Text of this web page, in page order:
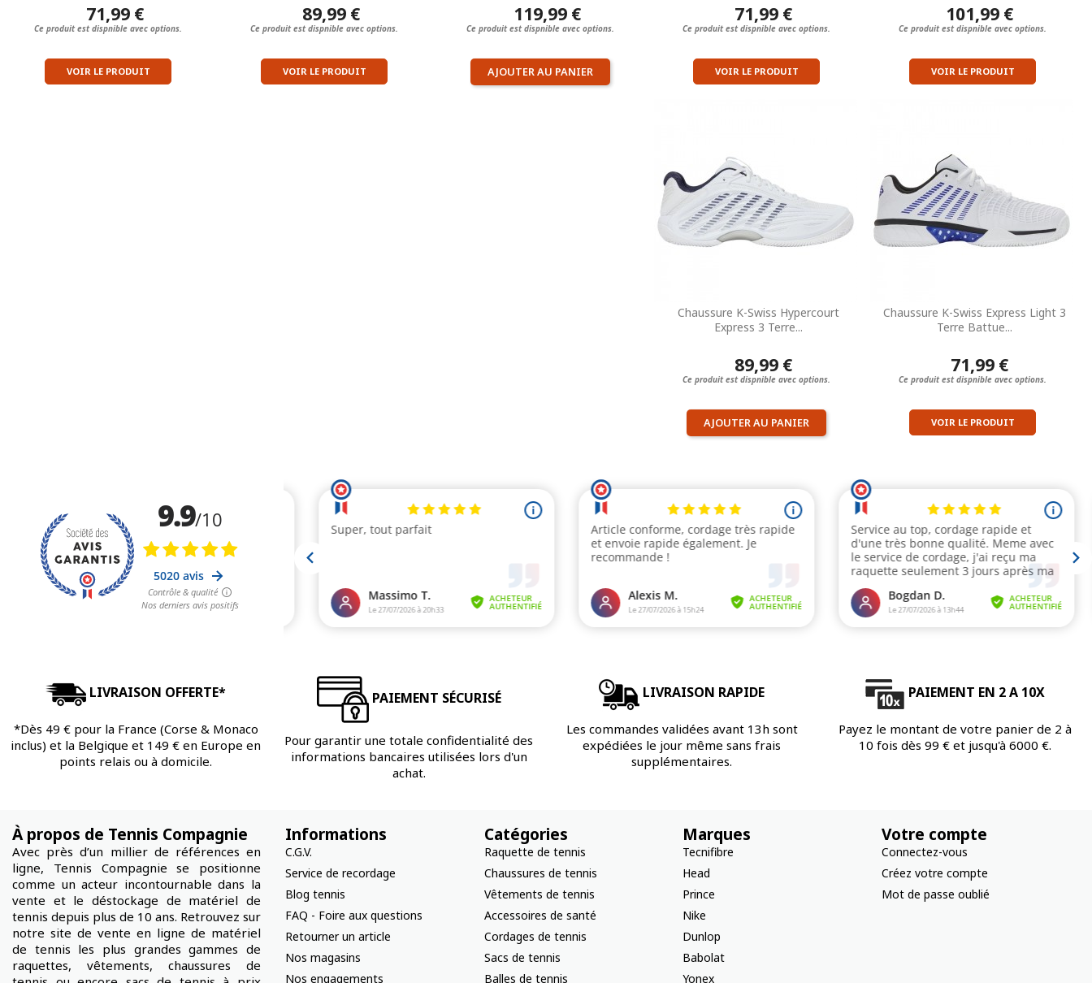
71,99 €
Ce produit est dispnible avec options.
VOIR LE PRODUIT
89,99 €
Ce produit est dispnible avec options.
VOIR LE PRODUIT
119,99 €
Ce produit est dispnible avec options.
AJOUTER AU PANIER
71,99 €
Ce produit est dispnible avec options.
VOIR LE PRODUIT
101,99 €
Ce produit est dispnible avec options.
VOIR LE PRODUIT
Chaussure K-Swiss Hypercourt
Express 3 Terre...
89,99 €
Ce produit est dispnible avec options.
AJOUTER AU PANIER
Chaussure K-Swiss Express Light 3
Terre Battue...
71,99 €
Ce produit est dispnible avec options.
VOIR LE PRODUIT
LIVRAISON OFFERTE*
*Dès 49 € pour la France (Corse & Monaco
inclus) et la Belgique et 149 € en Europe en
points relais ou à domicile.
PAIEMENT SÉCURISÉ
Pour garantir une totale confidentialité des
informations bancaires utilisées lors d'un
achat.
LIVRAISON RAPIDE
Les commandes validées avant 13h sont
expédiées le jour même sans frais
supplémentaires.
PAIEMENT EN 2 A 10X
Payez le montant de votre panier de 2 à
10 fois dès 99 € et jusqu'à 6000 €.
À propos de Tennis Compagnie
Avec près d’un millier de références en
ligne, Tennis Compagnie se positionne
comme un acteur incontournable dans la
vente et le déstockage de matériel de
tennis depuis plus de 10 ans. Retrouvez sur
notre site de vente en ligne de matériel
de tennis les plus grandes gammes de
raquettes, vêtements, chaussures de
Informations
C.G.V.
Service de recordage
Blog tennis
FAQ - Foire aux questions
Retourner un article
Nos magasins
Nos engagements
Catégories
Raquette de tennis
Chaussures de tennis
Vêtements de tennis
Accessoires de santé
Cordages de tennis
Sacs de tennis
Balles de tennis
Marques
Tecnifibre
Head
Prince
Nike
Dunlop
Babolat
Yonex
Votre compte
Connectez-vous
Créez votre compte
Mot de passe oublié